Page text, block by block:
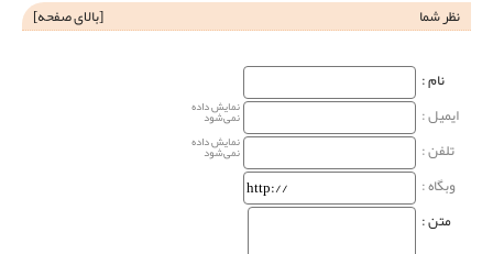
نظر شما [بالای صفحه]
نام‌ :
ایمیل :
نمایش داده
نمی‌شود
تلفن : نمایش داده
نمی‌شود
وبگاه‌ :
متن :